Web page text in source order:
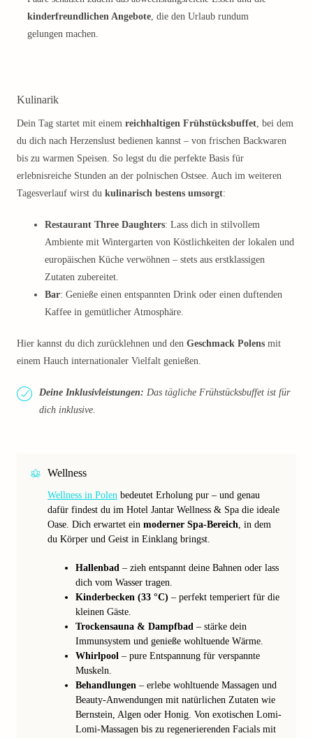
kinderfreundlichen Angebote, die den Urlaub rundum
gelungen machen.
Kulinarik
Dein Tag startet mit einem reichhaltigen Frühstücksbuffet, bei dem
du dich nach Herzenslust bedienen kannst – von frischen Backwaren
bis zu warmen Speisen. So legst du die perfekte Basis für
erlebnisreiche Stunden an der polnischen Ostsee. Auch im weiteren
Tagesverlauf wirst du kulinarisch bestens umsorgt:
Restaurant Three Daughters: Lass dich in stilvollem
Ambiente mit Wintergarten von Köstlichkeiten der lokalen und
europäischen Küche verwöhnen – stets aus erstklassigen
Zutaten zubereitet.
Bar: Genieße einen entspannten Drink oder einen duftenden
Kaffee in gemütlicher Atmosphäre.
Hier kannst du dich zurücklehnen und den Geschmack Polens mit
einem Hauch internationaler Vielfalt genießen.
Deine Inklusivleistungen: Das tägliche Frühstücksbuffet ist für
dich inklusive.
Wellness
Wellness in Polen bedeutet Erholung pur – und genau
dafür findest du im Hotel Jantar Wellness & Spa die ideale
Oase. Dich erwartet ein moderner Spa-Bereich, in dem
du Körper und Geist in Einklang bringst.
Hallenbad – zieh entspannt deine Bahnen oder lass
dich vom Wasser tragen.
Kinderbecken (33 °C) – perfekt temperiert für die
kleinen Gäste.
Trockensauna & Dampfbad – stärke dein
Immunsystem und genieße wohltuende Wärme.
Whirlpool – pure Entspannung für verspannte
Muskeln.
Behandlungen – erlebe wohltuende Massagen und
Beauty-Anwendungen mit natürlichen Zutaten wie
Bernstein, Algen oder Honig. Von exotischen Lomi-
Lomi-Massagen bis zu regenerierenden Facials mit